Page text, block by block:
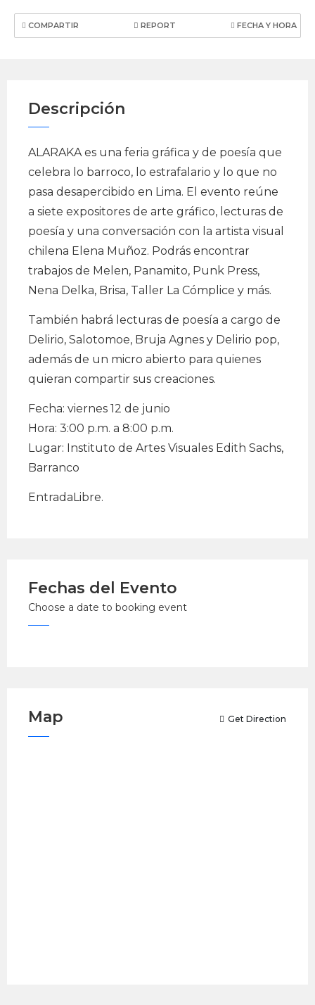
COMPARTIR REPORT FECHA Y HORA
Descripción
ALARAKA es una feria gráfica y de poesía que
celebra lo barroco, lo estrafalario y lo que no
pasa desapercibido en Lima. El evento reúne
a siete expositores de arte gráfico, lecturas de
poesía y una conversación con la artista visual
chilena Elena Muñoz. Podrás encontrar
trabajos de Melen, Panamito, Punk Press,
Nena Delka, Brisa, Taller La Cómplice y más.
También habrá lecturas de poesía a cargo de
Delirio, Salotomoe, Bruja Agnes y Delirio pop,
además de un micro abierto para quienes
quieran compartir sus creaciones.
Fecha: viernes 12 de junio
Hora: 3:00 p.m. a 8:00 p.m.
Lugar: Instituto de Artes Visuales Edith Sachs,
Barranco
EntradaLibre.
Fechas del Evento
Choose a date to booking event
Map Get Direction